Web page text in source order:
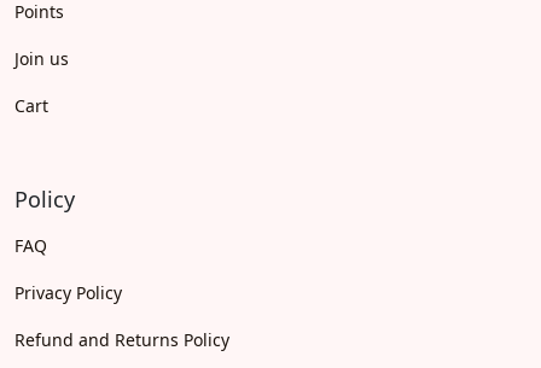
Points
Join us
Cart
Policy
FAQ
Privacy Policy
Refund and Returns Policy